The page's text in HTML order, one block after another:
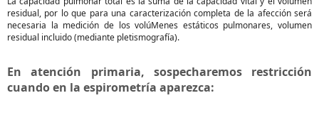
residual, por lo que para una caracterización completa de la afección será
necesaria la medición de los volúMenes estáticos pulmonares, volumen
residual incluido (mediante pletismografía).
En atención primaria, sospecharemos restricción
cuando en la espirometría aparezca: